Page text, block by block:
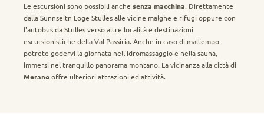
Le escursioni sono possibili anche senza macchina. Direttamente
dalla Sunnseitn Loge Stulles alle vicine malghe e rifugi oppure con
l'autobus da Stulles verso altre località e destinazioni
escursionistiche della Val Passiria. Anche in caso di maltempo
potrete godervi la giornata nell'idromassaggio e nella sauna,
immersi nel tranquillo panorama montano. La vicinanza alla città di
Meranooffre ulteriori attrazioni ed attività.